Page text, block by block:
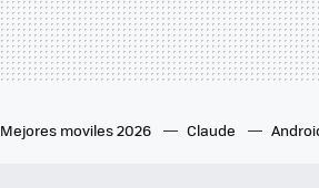
Mejores moviles 2026 Claude